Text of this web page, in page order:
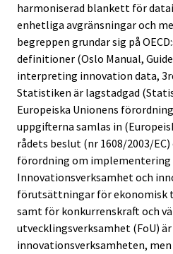
harmoniserad blankett för
enhetliga avgränsningar och
begreppen grundar sig på
definitioner (Oslo Manual,
interpreting innovation data,
Statistiken är lagstadgad
Europeiska Unionens
uppgifterna samlas in
rådets beslut (nr 1608/2003/
förordning om implementering
Innovationsverksamhet och
förutsättningar för ekonomisk
samt för konkurrenskraft och
utvecklingsverksamhet (FoU)
innovationsverksamheten,